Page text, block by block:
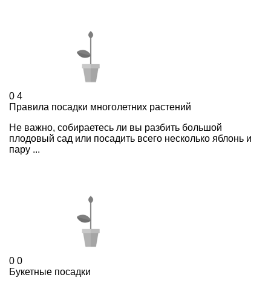
0 4
Правила посадки многолетних растений
Не важно, собираетесь ли вы разбить большой
плодовый сад или посадить всего несколько яблонь и
пару ...
0 0
Букетные посадки